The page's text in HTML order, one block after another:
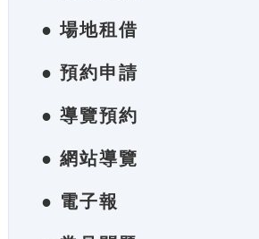
● 場地租借
● 預約申請
● 導覽預約
● 網站導覽
● 電子報